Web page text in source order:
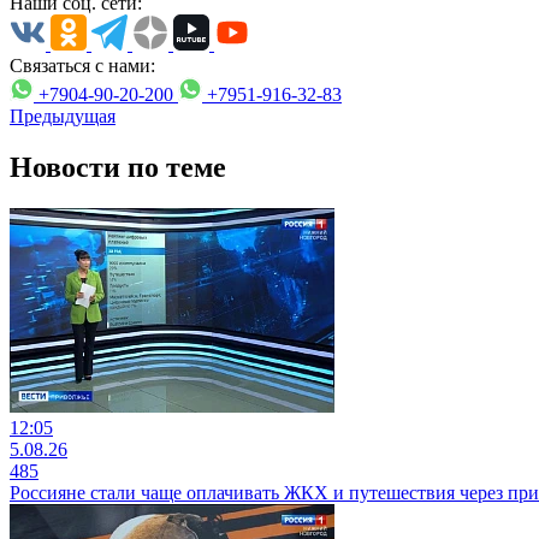
Связаться с нами:
+7904-90-20-200
+7951-916-32-83
Предыдущая
Новости по теме
12:05
5.08.26
485
Россияне стали чаще оплачивать ЖКХ и путешествия через